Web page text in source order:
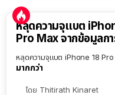
หลุดความจุแบต
Pro Max จากข้อมูลก
หลุดความจุแบต iPhone 18
มากกว่า
โดย Thitirath Kinaret